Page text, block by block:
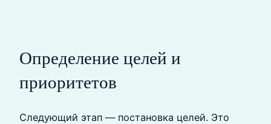
Определение целей и
приоритетов
Следующий этап — постановка целей. Это